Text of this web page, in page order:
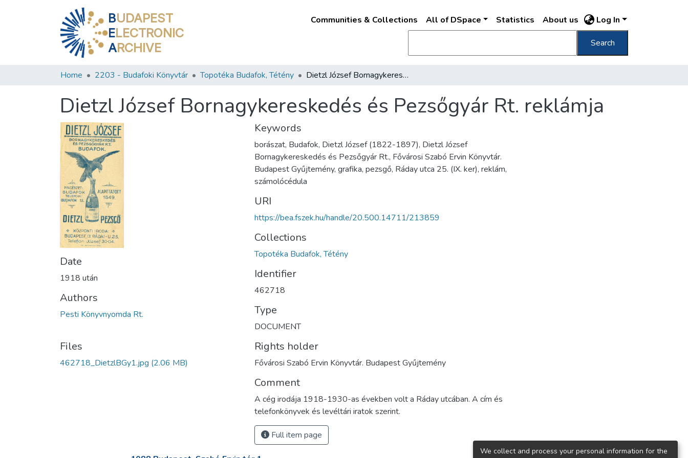
BUDAPEST
ELECTRONIC
ARCHIVE
Communities & Collections All of DSpace Statistics About us Log In
Search
Home 2203 - Budafoki Könyvtár Topotéka Budafok, Tétény Dietzl József Bornagykereskedés és Pezsőgyár Rt. reklámja
Dietzl József Bornagykereskedés és Pezsőgyár Rt. reklámja
Date
1918 után
Authors
Pesti Könyvnyomda Rt.
Files
462718_DietzlBGy1.jpg (2.06 MB)
Keywords
borászat, Budafok, Dietzl József (1822-1897), Dietzl József
Bornagykereskedés és Pezsőgyár Rt., Fővárosi Szabó Ervin Könyvtár.
Budapest Gyűjtemény, grafika, pezsgő, Ráday utca 25. (IX. ker), reklám,
számolócédula
URI
https://bea.fszek.hu/handle/20.500.14711/213859
Collections
Topotéka Budafok, Tétény
Identifier
462718
Type
DOCUMENT
Rights holder
Fővárosi Szabó Ervin Könyvtár. Budapest Gyűjtemény
Comment
A cég irodája 1918-1930-as években volt a Ráday utcában. A cím és
telefonkönyvek és levéltári iratok szerint.
Full item page
We collect and process your personal information for the